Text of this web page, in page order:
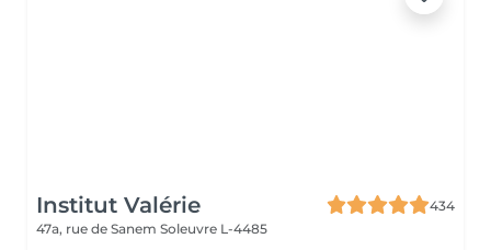
Institut Valérie
434
47a, rue de Sanem Soleuvre L-4485